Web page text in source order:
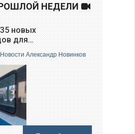
НЕДЕЛИ
новых
для…
Новости Александр Новинков